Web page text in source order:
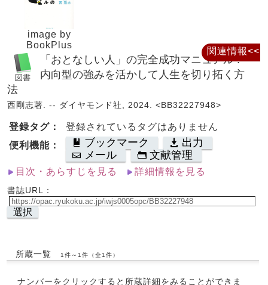
image by
BookPlus
「おとなしい人」の完全成功マニュアル :
内向型の強みを活かして人生を切り拓く方
法
西剛志著. -- ダイヤモンド社, 2024. <BB32227948>
登録タグ：
登録されているタグはありません
便利機能：
ブックマーク
出力
メール
文献管理
目次・あらすじを見る 詳細情報を見る
書誌URL：
選択
所蔵一覧 1件～1件（全1件）
ナンバーをクリックすると所蔵詳細をみることができま
関連情報<<